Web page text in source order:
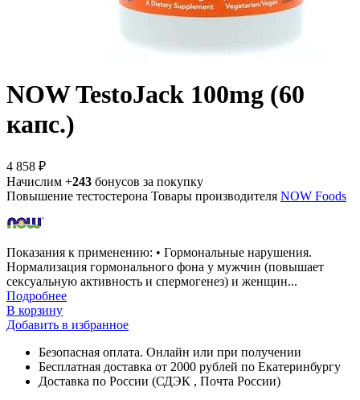
NOW TestoJack 100mg (60
капс.)
4 858 ₽
Начислим +243 бонусов за покупку
Повышение тестостерона Товары производителя NOW Foods
Показания к применению: • Гормональные нарушения.
Нормализация гормонального фона у мужчин (повышает
сексуальную активность и спермогенез) и женщин...
Подробнее
В корзину
Добавить в избранное
Безопасная оплата. Онлайн или при получении
Бесплатная доставка от 2000 рублей по Екатеринбургу
Доставка по России (СДЭК , Почта России)